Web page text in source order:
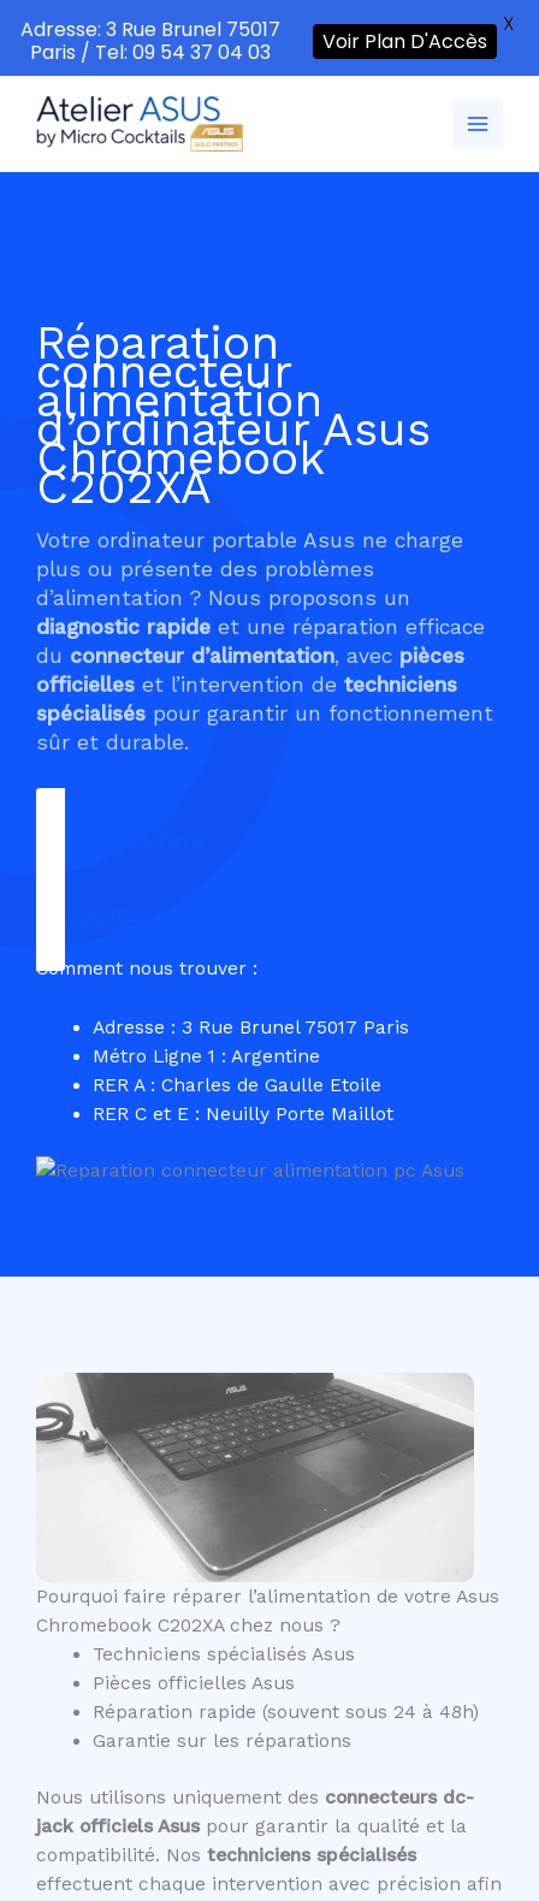
contenu
Réparation
connecteur
alimentation
d’ordinateur Asus
Chromebook
C202XA
Votre ordinateur portable Asus ne charge
plus ou présente des problèmes
d’alimentation ? Nous proposons un
diagnostic rapide et une réparation efficace
du connecteur d’alimentation, avec pièces
officielles et l’intervention de techniciens
spécialisés pour garantir un fonctionnement
sûr et durable.
Comment nous trouver :
Adresse : 3 Rue Brunel 75017 Paris
Métro Ligne 1 : Argentine
RER A : Charles de Gaulle Etoile
RER C et E : Neuilly Porte Maillot
Pourquoi faire réparer l’alimentation de votre Asus
Chromebook C202XA chez nous ?
Techniciens spécialisés Asus
Pièces officielles Asus
Réparation rapide (souvent sous 24 à 48h)
Garantie sur les réparations
Nous utilisons uniquement des connecteurs dc-
jack officiels Asuspour garantir la qualité et la
compatibilité. Nos techniciens spécialisés
effectuent chaque intervention avec précision afin
Adresse: 3 Rue Brunel 75017
Paris / Tel: 09 54 37 04 03
Voir Plan D'Accès
X